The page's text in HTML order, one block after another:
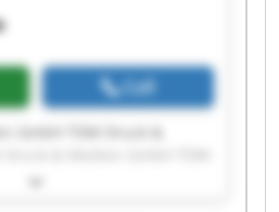
Call
TDM Druck & Medien